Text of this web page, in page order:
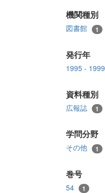
機関種別
図書館 1
発行年
1995 - 1999
資料種別
広報誌 1
学問分野
その他 1
巻号
54 1